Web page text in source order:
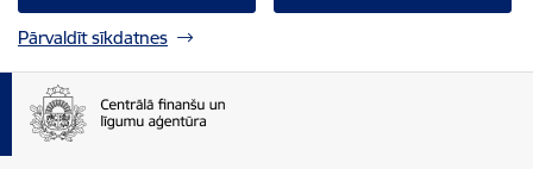
Pārvaldīt sīkdatnes